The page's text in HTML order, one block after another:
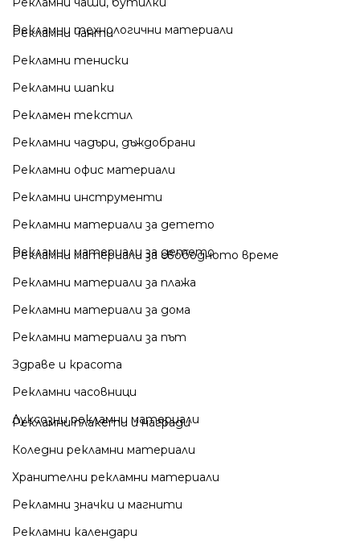
Рекламни технологични материали
Рекламни чанти
Рекламни тениски
Рекламни шапки
Рекламен текстил
Рекламни чадъри, дъждобрани
Рекламни офис материали
Рекламни инструменти
Рекламни материали за детето
Рекламни материали за детето
Рекламни материали за свободното време
Рекламни материали за плажа
Рекламни материали за дома
Рекламни материали за път
Здраве и красота
Рекламни часовници
Луксозни рекламни материали
Рекламни плакети и награди
Коледни рекламни материали
Хранителни рекламни материали
Рекламни значки и магнити
Рекламни календари